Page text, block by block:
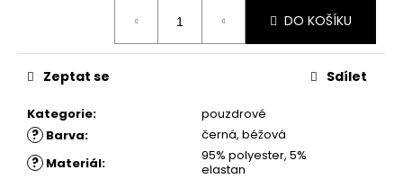
DO KOŠÍKU
Kategorie: pouzdrové
? Barva: černá, béžová
? Materiál:
95% polyester, 5%
elastan
Zeptat se Sdílet
e
AGATA
ÚPLETOVÉ
ŠATY